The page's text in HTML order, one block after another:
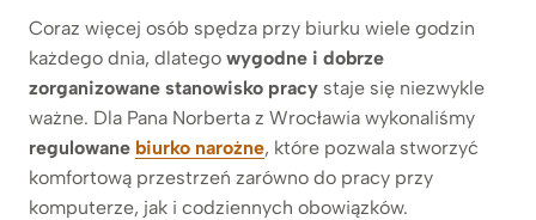
Coraz więcej osób spędza przy biurku wiele godzin
każdego dnia, dlatego wygodne i dobrze
zorganizowane stanowisko pracy staje się niezwykle
ważne. Dla Pana Norberta z Wrocławia wykonaliśmy
regulowane biurko narożne, które pozwala stworzyć
komfortową przestrzeń zarówno do pracy przy
komputerze, jak i codziennych obowiązków.